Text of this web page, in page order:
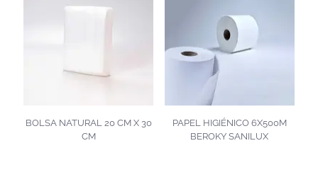
BOLSA NATURAL 20 CM X 30
CM
PAPEL HIGIÉNICO 6X500M
BEROKY SANILUX